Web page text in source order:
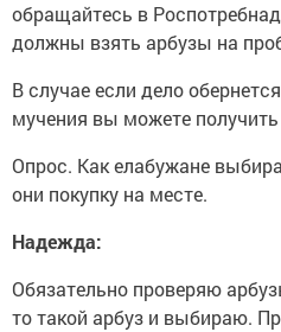
обращайтесь в
должны взять арбузы на
В случае если дело
мучения вы можете
Опрос. Как елабужане
они покупку на месте.
Надежда:
Обязательно проверяю
то такой арбуз и выбираю.